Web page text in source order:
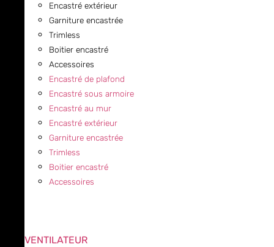
Encastré extérieur
Garniture encastrée
Trimless
Boitier encastré
Accessoires
Encastré de plafond
Encastré sous armoire
Encastré au mur
Encastré extérieur
Garniture encastrée
Trimless
Boitier encastré
Accessoires
VENTILATEUR